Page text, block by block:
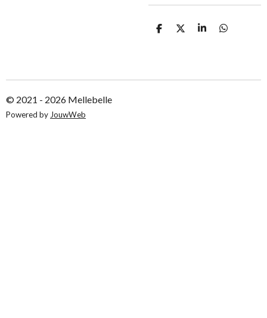
D
D
S
D
© 2021 - 2026 Mellebelle
Powered by JouwWeb